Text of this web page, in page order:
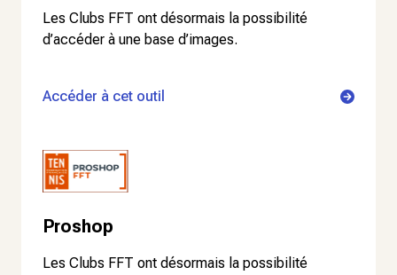
Les Clubs FFT ont désormais la possibilité
d’accéder à une base d’images.
Accéder à cet outil
Proshop
Les Clubs FFT ont désormais la possibilité